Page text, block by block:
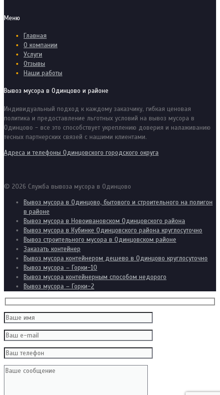
Меню
Главная
О компании
Услуги
Отзывы
Наши работы
Вывоз мусора в Одинцово и районе
Индивидуальный подход к каждому заказчику, гибкая ценовая
политика и предоставление льготных условий на вывоз мусора в
Одинцово - все это способствует укреплению доверия и налаживанию
тесных партнерских связей с нашими клиентами.
Адреса и телефоны Одинцовского городского округа
© 2026 Служба вывоза мусора в Одинцово
Вывоз мусора в Одинцово, бытового и строительного на полигон
в районе
Вывоз мусора в Новоивановском Одинцовского района
Вывоз мусора в Кубинке Одинцовского района круглосуточно
Вывоз строительного мусора в Одинцовском районе
Заказать контейнер
Вывоз мусора контейнером дешево в Одинцово круглосуточно
Вывоз мусора – Горки-10
Вывоз мусора контейнерным способом недорого
Вывоз мусора – Горки-2